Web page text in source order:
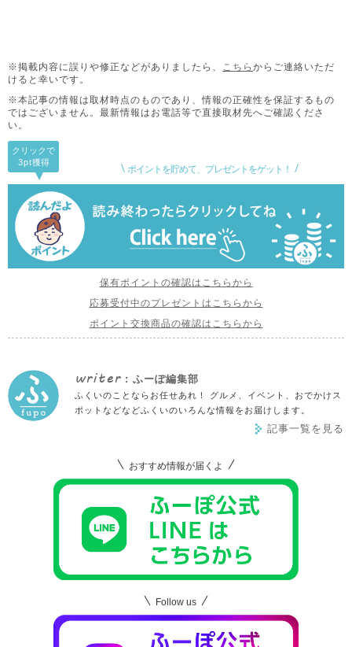
※掲載内容に誤りや修正などがありましたら、 こちら からご連絡いただ
けると幸いです。
※本記事の情報は取材時点のものであり、情報の正確性を保証するもの
ではございません。 最新情報はお電話等で直接取材先へご確認くださ
い。
ポイントを貯めて、プレゼントをゲット！
クリックで
3pt獲得
保有ポイントの確認はこちらから
応募受付中のプレゼントはこちらから
ポイント交換商品の確認はこちらから
writer : ふーぽ編集部
ふくいのことならお任せあれ！ グルメ、イベント、おでかけス
ポットなどなどふくいのいろんな情報をお届けします。
記事一覧を見る
おすすめ情報が届くよ
Follow us